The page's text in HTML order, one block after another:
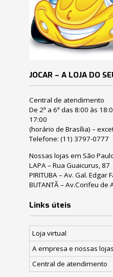
JOCAR – A LOJA DO
Central de atendimento
De 2ª a 6ª das 8:00 às
17:00
(horário de Brasília) –
Telefone: (11) 3797-0777
Nossas lojas em São
LAPA – Rua Guaicurus, 87
PIRITUBA – Av. Gal. Edgar
BUTANTÃ – Av.Corifeu
Links úteis
Loja virtual
A empresa e nossas lojas
Central de atendimento